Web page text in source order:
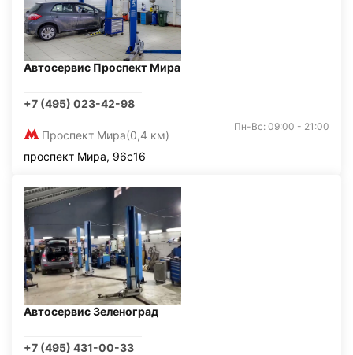
Автосервис Проспект Мира
+7 (495) 023-42-98
Проспект Мира(0,4 км)
Пн-Вс: 09:00 - 21:00
проспект Мира, 96с16
Автосервис Зеленоград
+7 (495) 431-00-33